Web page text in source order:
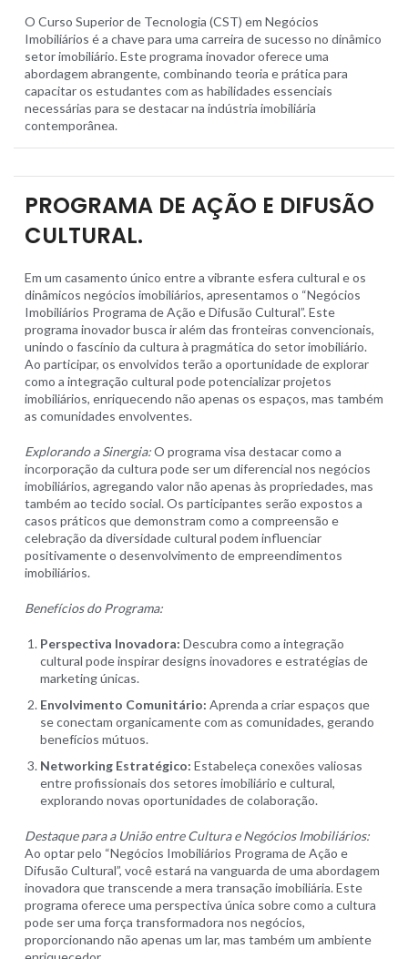
O Curso Superior de Tecnologia (CST) em Negócios
Imobiliários é a chave para uma carreira de sucesso no dinâmico
setor imobiliário. Este programa inovador oferece uma
abordagem abrangente, combinando teoria e prática para
capacitar os estudantes com as habilidades essenciais
necessárias para se destacar na indústria imobiliária
contemporânea.
PROGRAMA DE AÇÃO E DIFUSÃO
CULTURAL.
Em um casamento único entre a vibrante esfera cultural e os
dinâmicos negócios imobiliários, apresentamos o “Negócios
Imobiliários Programa de Ação e Difusão Cultural”. Este
programa inovador busca ir além das fronteiras convencionais,
unindo o fascínio da cultura à pragmática do setor imobiliário.
Ao participar, os envolvidos terão a oportunidade de explorar
como a integração cultural pode potencializar projetos
imobiliários, enriquecendo não apenas os espaços, mas também
as comunidades envolventes.
Explorando a Sinergia:O programa visa destacar como a
incorporação da cultura pode ser um diferencial nos negócios
imobiliários, agregando valor não apenas às propriedades, mas
também ao tecido social. Os participantes serão expostos a
casos práticos que demonstram como a compreensão e
celebração da diversidade cultural podem influenciar
positivamente o desenvolvimento de empreendimentos
imobiliários.
Benefícios do Programa:
Perspectiva Inovadora: Descubra como a integração
cultural pode inspirar designs inovadores e estratégias de
marketing únicas.
Envolvimento Comunitário: Aprenda a criar espaços que
se conectam organicamente com as comunidades, gerando
benefícios mútuos.
Networking Estratégico: Estabeleça conexões valiosas
entre profissionais dos setores imobiliário e cultural,
explorando novas oportunidades de colaboração.
Destaque para a União entre Cultura e Negócios Imobiliários:
Ao optar pelo “Negócios Imobiliários Programa de Ação e
Difusão Cultural”, você estará na vanguarda de uma abordagem
inovadora que transcende a mera transação imobiliária. Este
programa oferece uma perspectiva única sobre como a cultura
pode ser uma força transformadora nos negócios,
proporcionando não apenas um lar, mas também um ambiente